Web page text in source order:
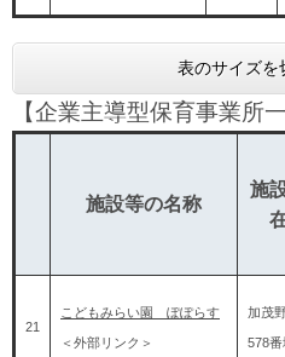
表のサイズを
【企業主導型保育事業所一
施設等の名称
施
21
こどもみらい園 ぽぽらす
＜外部リンク＞
加茂
578番